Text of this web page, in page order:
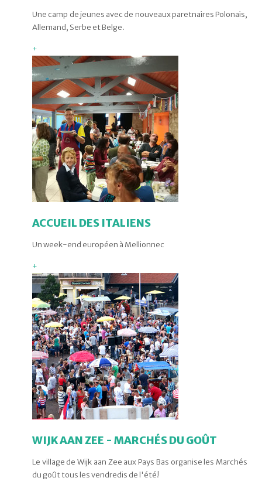
Une camp de jeunes avec de nouveaux paretnaires Polonais,
Allemand, Serbe et Belge.
+
ACCUEIL DES ITALIENS
Un week-end européen à Mellionnec
+
WIJK AAN ZEE - MARCHÉS DU GOÛT
Le village de Wijk aan Zee aux Pays Bas organise les Marchés
du goût tous les vendredis de l'été!